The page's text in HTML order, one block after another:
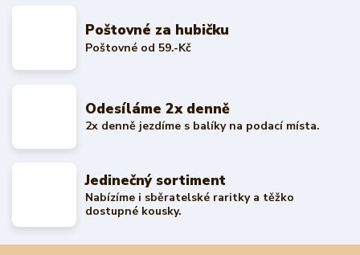
Poštovné za hubičku
Poštovné od 59.-Kč
Odesíláme 2x denně
2x denně jezdíme s balíky na podací místa.
Jedinečný sortiment
Nabízíme i sběratelské raritky a těžko
dostupné kousky.